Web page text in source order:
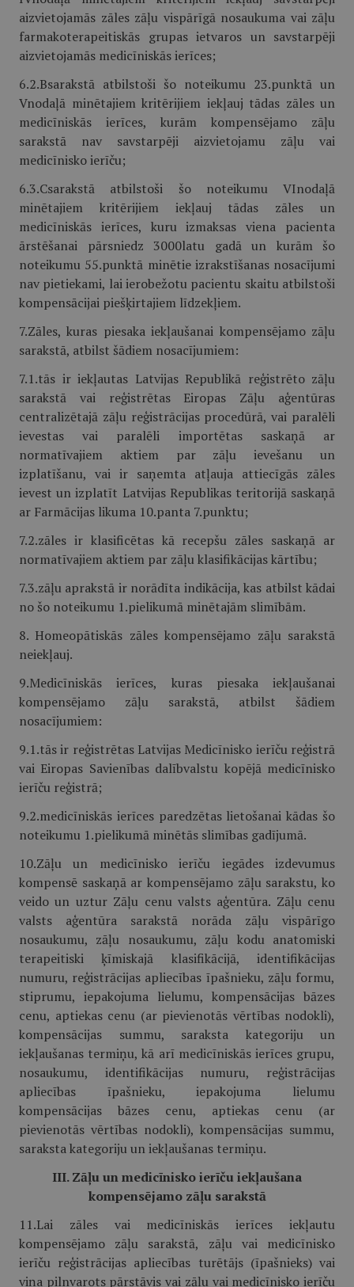
aizvietojamās zāles zāļu vispārīgā nosaukuma vai zāļu
farmakoterapeitiskās grupas ietvaros un savstarpēji
aizvietojamās medicīniskās ierīces;
6.2.Bsarakstā atbilstoši šo noteikumu 23.punktā un
Vnodaļā minētajiem kritērijiem iekļauj tādas zāles un
medicīniskās ierīces, kurām kompensējamo zāļu
sarakstā nav savstarpēji aizvietojamu zāļu vai
medicīnisko ierīču;
6.3.Csarakstā atbilstoši šo noteikumu VInodaļā
minētajiem kritērijiem iekļauj tādas zāles un
medicīniskās ierīces, kuru izmaksas viena pacienta
ārstēšanai pārsniedz 3000latu gadā un kurām šo
noteikumu 55.punktā minētie izrakstīšanas nosacījumi
nav pietiekami, lai ierobežotu pacientu skaitu atbilstoši
kompensācijai piešķirtajiem līdzekļiem.
7.Zāles, kuras piesaka iekļaušanai kompensējamo zāļu
sarakstā, atbilst šādiem nosacījumiem:
7.1.tās ir iekļautas Latvijas Republikā reģistrēto zāļu
sarakstā vai reģistrētas Eiropas Zāļu aģentūras
centralizētajā zāļu reģistrācijas procedūrā, vai paralēli
ievestas vai paralēli importētas saskaņā ar
normatīvajiem aktiem par zāļu ievešanu un
izplatīšanu, vai ir saņemta atļauja attiecīgās zāles
ievest un izplatīt Latvijas Republikas teritorijā saskaņā
ar Farmācijas likuma 10.panta 7.punktu;
7.2.zāles ir klasificētas kā recepšu zāles saskaņā ar
normatīvajiem aktiem par zāļu klasifikācijas kārtību;
7.3.zāļu aprakstā ir norādīta indikācija, kas atbilst kādai
no šo noteikumu 1.pielikumā minētajām slimībām.
8. Homeopātiskās zāles kompensējamo zāļu sarakstā
neiekļauj.
9.Medicīniskās ierīces, kuras piesaka iekļaušanai
kompensējamo zāļu sarakstā, atbilst šādiem
nosacījumiem:
9.1.tās ir reģistrētas Latvijas Medicīnisko ierīču reģistrā
vai Eiropas Savienības dalībvalstu kopējā medicīnisko
ierīču reģistrā;
9.2.medicīniskās ierīces paredzētas lietošanai kādas šo
noteikumu 1.pielikumā minētās slimības gadījumā.
10.Zāļu un medicīnisko ierīču iegādes izdevumus
kompensē saskaņā ar kompensējamo zāļu sarakstu, ko
veido un uztur Zāļu cenu valsts aģentūra. Zāļu cenu
valsts aģentūra sarakstā norāda zāļu vispārīgo
nosaukumu, zāļu nosaukumu, zāļu kodu anatomiski
terapeitiski ķīmiskajā klasifikācijā, identifikācijas
numuru, reģistrācijas apliecības īpašnieku, zāļu formu,
stiprumu, iepakojuma lielumu, kompensācijas bāzes
cenu, aptiekas cenu (ar pievienotās vērtības nodokli),
kompensācijas summu, saraksta kategoriju un
iekļaušanas termiņu, kā arī medicīniskās ierīces grupu,
nosaukumu, identifikācijas numuru, reģistrācijas
apliecības īpašnieku, iepakojuma lielumu
kompensācijas bāzes cenu, aptiekas cenu (ar
pievienotās vērtības nodokli), kompensācijas summu,
saraksta kategoriju un iekļaušanas termiņu.
III. Zāļu un medicīnisko ierīču iekļaušana
kompensējamo zāļu sarakstā
11.Lai zāles vai medicīniskās ierīces iekļautu
kompensējamo zāļu sarakstā, zāļu vai medicīnisko
ierīču reģistrācijas apliecības turētājs (īpašnieks) vai
viņa pilnvarots pārstāvis vai zāļu vai medicīnisko ierīču